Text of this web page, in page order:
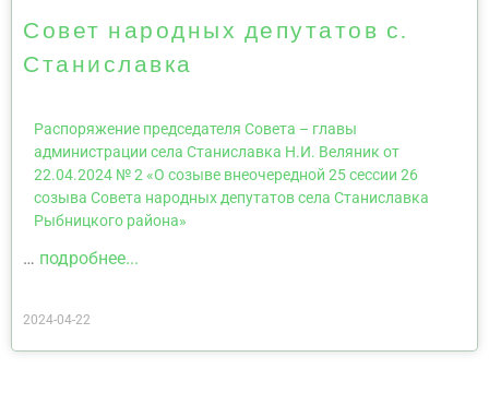
Совет народных депутатов с.
Станиславка
Распоряжение председателя Совета – главы
администрации села Станиславка Н.И. Веляник от
22.04.2024 № 2 «О созыве внеочередной 25 сессии 26
созыва Совета народных депутатов села Станиславка
Рыбницкого района»
… подробнее...
2024-04-22